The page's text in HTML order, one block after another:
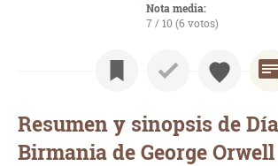
Nota media:
7 / 10 (6 votos)
Resumen y sinopsis de
Birmania de George Orwell